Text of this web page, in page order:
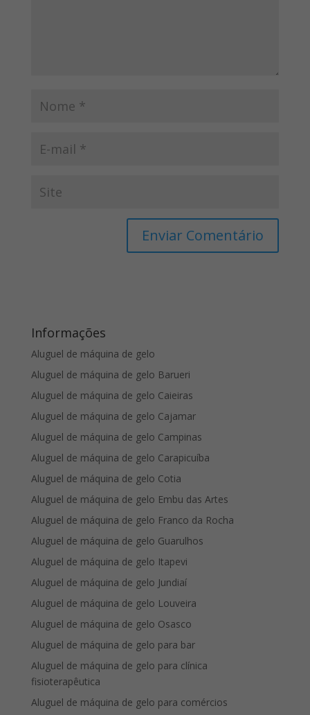
Informações
Aluguel de máquina de gelo
Aluguel de máquina de gelo Barueri
Aluguel de máquina de gelo Caieiras
Aluguel de máquina de gelo Cajamar
Aluguel de máquina de gelo Campinas
Aluguel de máquina de gelo Carapicuíba
Aluguel de máquina de gelo Cotia
Aluguel de máquina de gelo Embu das Artes
Aluguel de máquina de gelo Franco da Rocha
Aluguel de máquina de gelo Guarulhos
Aluguel de máquina de gelo Itapevi
Aluguel de máquina de gelo Jundiaí
Aluguel de máquina de gelo Louveira
Aluguel de máquina de gelo Osasco
Aluguel de máquina de gelo para bar
Aluguel de máquina de gelo para clínica
fisioterapêutica
Aluguel de máquina de gelo para comércios